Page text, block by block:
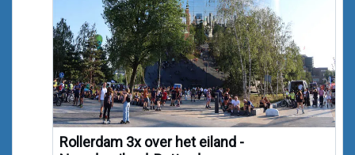
Rollerdam 3x over het eiland -